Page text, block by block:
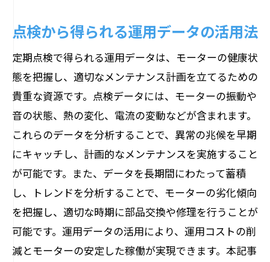
点検から得られる運用データの活用法
定期点検で得られる運用データは、モーターの健康状
態を把握し、適切なメンテナンス計画を立てるための
貴重な資源です。点検データには、モーターの振動や
音の状態、熱の変化、電流の変動などが含まれます。
これらのデータを分析することで、異常の兆候を早期
にキャッチし、計画的なメンテナンスを実施すること
が可能です。また、データを長期間にわたって蓄積
し、トレンドを分析することで、モーターの劣化傾向
を把握し、適切な時期に部品交換や修理を行うことが
可能です。運用データの活用により、運用コストの削
減とモーターの安定した稼働が実現できます。本記事